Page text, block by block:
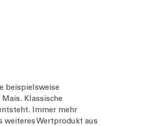
beispielsweise
Klassische
Immer mehr
weiteres Wertprodukt aus